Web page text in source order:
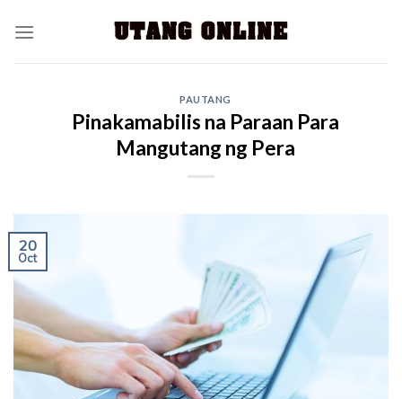
PAUTANG
Pinakamabilis na Paraan Para
Mangutang ng Pera
20
Oct